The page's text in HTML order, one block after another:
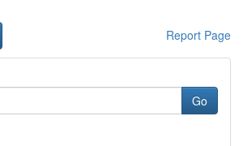
Report Page
Go